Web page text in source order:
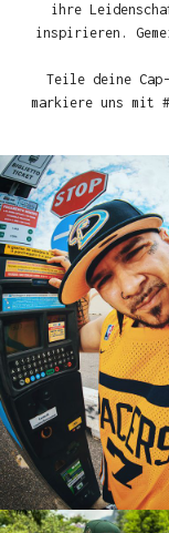
ihre
inspirieren.
Teile deine Cap-
markiere uns mit